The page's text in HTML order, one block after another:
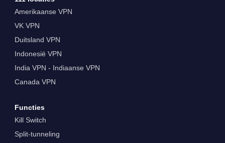
Amerikaanse VPN
VK VPN
Duitsland VPN
Indonesië VPN
India VPN - Indiaanse VPN
Canada VPN
Functies
Kill Switch
Split-tunneling